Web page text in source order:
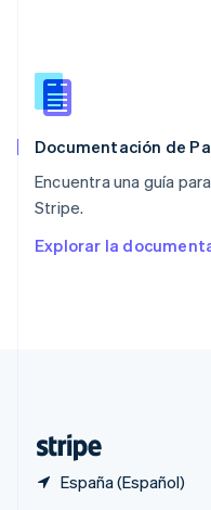
Documentación de
Encuentra una guía
Stripe.
Explorar la
España (Español)
Português
RAE de Hong Kong,
Reino Unido
República Checa
English
English